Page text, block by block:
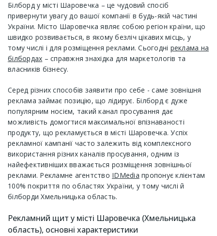
Білборд у місті Шаровечка – це чудовий спосіб
привернути увагу до вашої компанії в будь-якій частині
України. Місто Шаровечка являє собою регіон країни, що
швидко розвивається, в якому безліч цікавих місць, у
тому числі і для розміщення реклами. Сьогодні реклама на
білбордах – справжня знахідка для маркетологів та
власників бізнесу.
Серед різних способів заявити про себе - саме зовнішня
реклама займає позицію, що лідирує. Білборд є дуже
популярним носієм, такий канал просування дає
можливість домогтися максимальної впізнаваності
продукту, що рекламується в місті Шаровечка. Успіх
рекламної кампанії часто залежить від комплексного
використання різних каналів просування, одним із
найефективніших вважається розміщення зовнішньої
реклами. Рекламне агентство IDMedia пропонує клієнтам
100% покриття по областях України, у тому числі й
білборди Хмельницька область.
Рекламний щит у місті Шаровечка (Хмельницька
область), основні характеристики